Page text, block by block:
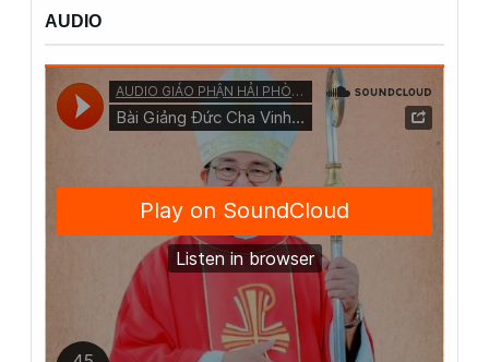
AUDIO